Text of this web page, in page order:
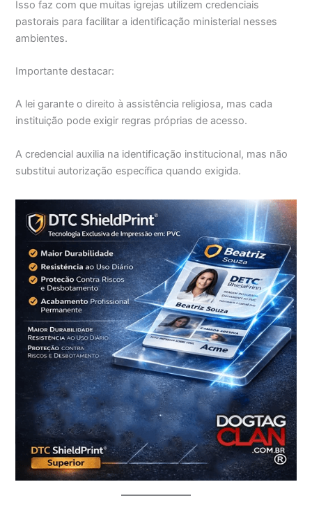
Isso faz com que muitas igrejas utilizem credenciais
pastorais para facilitar a identificação ministerial nesses
ambientes.
Importante destacar:
A lei garante o direito à assistência religiosa, mas cada
instituição pode exigir regras próprias de acesso.
A credencial auxilia na identificação institucional, mas não
substitui autorização específica quando exigida.